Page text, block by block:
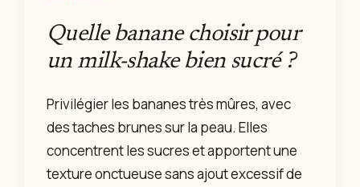
Quelle banane choisir pour
un milk-shake bien sucré ?
Privilégier les bananes très mûres, avec
des taches brunes sur la peau. Elles
concentrent les sucres et apportent une
texture onctueuse sans ajout excessif de